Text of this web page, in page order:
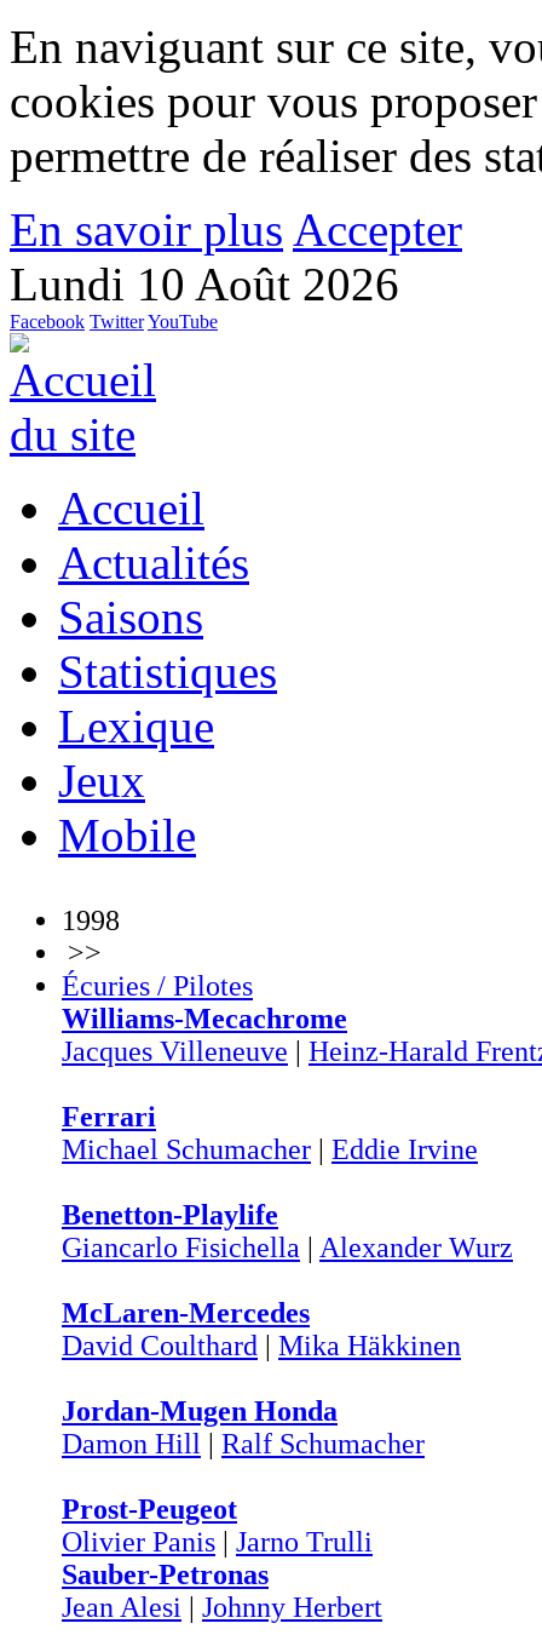
En naviguant sur ce site,
cookies pour vous
permettre de réaliser des
En savoir plus Accepter
Lundi 10 Août 2026
Facebook TwitterYouTube
Accueil
Actualités
Saisons
Statistiques
Lexique
Jeux
Mobile
1998
>>
Écuries / Pilotes
Williams-Mecachrome
Jacques Villeneuve | Heinz-Harald
Ferrari
Michael Schumacher | Eddie Irvine
Benetton-Playlife
Giancarlo Fisichella | Alexander Wurz
McLaren-Mercedes
David Coulthard | Mika Häkkinen
Jordan-Mugen Honda
Damon Hill | Ralf Schumacher
Prost-Peugeot
Olivier Panis | Jarno Trulli
Sauber-Petronas
Jean Alesi | Johnny Herbert